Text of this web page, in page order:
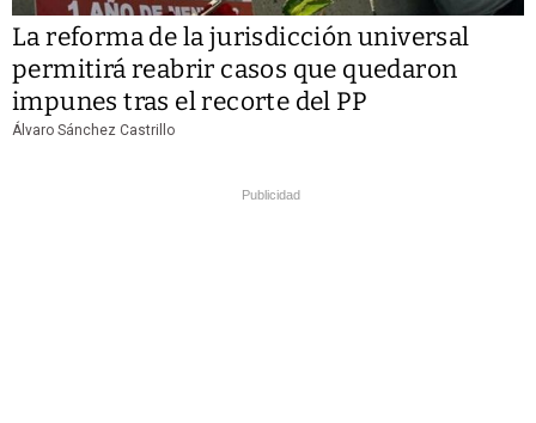
La reforma de la jurisdicción universal
permitirá reabrir casos que quedaron
impunes tras el recorte del PP
Álvaro Sánchez Castrillo
Publicidad